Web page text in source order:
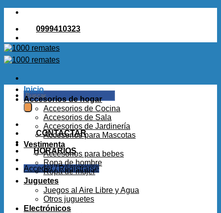
Saltar
contenido0999410323
Buscar
por:
CONTACTAR
HORARIOS
Acceder / Registrarse
Inicio
Accesorios de hogar
Accesorios de Cocina
Accesorios de Sala
Accesorios de Jardinería
Accesorios para Mascotas
Vestimenta
Accesorios para bebes
Ropa de hombre
Ropa de mujer
Juguetes
Juegos al Aire Libre y Agua
Otros juguetes
Electrónicos